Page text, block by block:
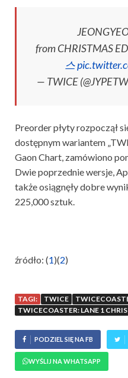
from CHRISTMAS
스
— TWICE
Preorder płyty rozpoczął
dostępnym wariantem
Gaon Chart, zamówiono
Dwie poprzednie wersje,
także osiągnęły dobre
225,000 sztuk.
źródło: (1)(2)
TAGI: TWICE
TWICECOASTER: LANE 1
PODZIEL SIĘ NA FB
WYŚLIJ NA WHATSAPP